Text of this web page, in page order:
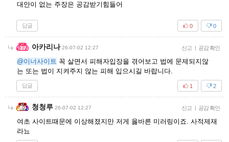
대안이 없는 주장은 공감받기힘들어
답글 0
0
아카리나 26-07-02 12:27 신고 | 공감 확인
@이너사이트 꼭 살면서 피해자입장을 겪어보고 법에 문제되지않
는 또는 법이 지켜주지 않는 피해 입으시길 바랍니다.
답글 2
1
청청루 26-07-02 12:27 신고 | 공감 확인
여초 사이트때문에 이상해졌지만 저게 옳바른 미러링이죠. 사적제재
라뇨